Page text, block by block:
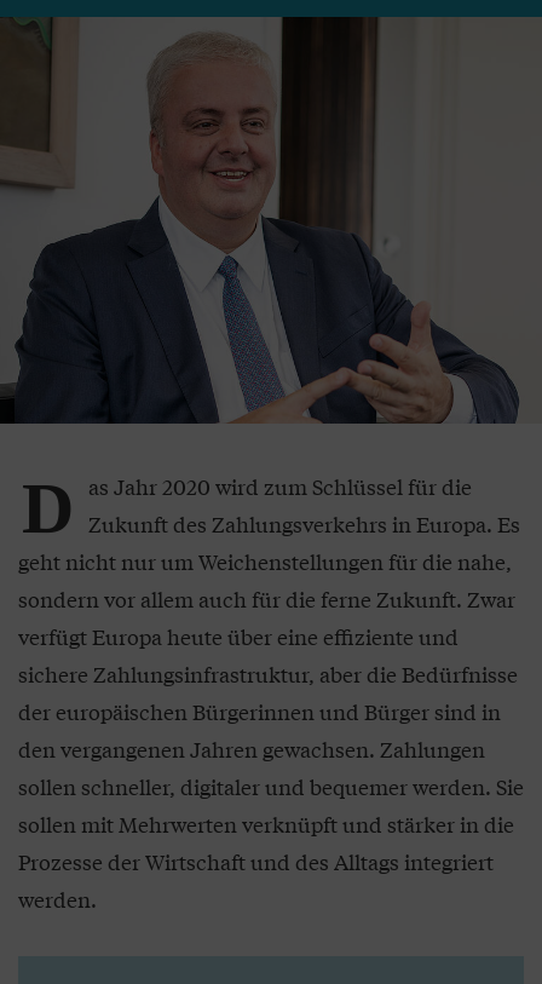
D as Jahr 2020 wird zum Schlüssel für die
Zukunft des Zahlungsverkehrs in Europa. Es
geht nicht nur um Weichenstellungen für die nahe,
sondern vor allem auch für die ferne Zukunft. Zwar
verfügt Europa heute über eine effiziente und
sichere Zahlungsinfrastruktur, aber die Bedürfnisse
der europäischen Bürgerinnen und Bürger sind in
den vergangenen Jahren gewachsen. Zahlungen
sollen schneller, digitaler und bequemer werden. Sie
sollen mit Mehrwerten verknüpft und stärker in die
Prozesse der Wirtschaft und des Alltags integriert
werden.